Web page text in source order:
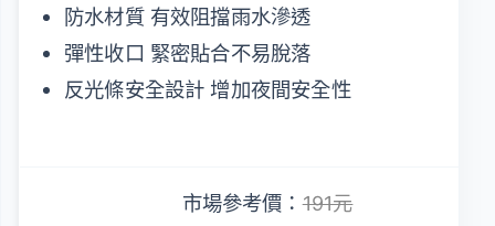
防水材質 有效阻擋雨水滲透
彈性收口 緊密貼合不易脫落
反光條安全設計 增加夜間安全性
市場參考價：191元